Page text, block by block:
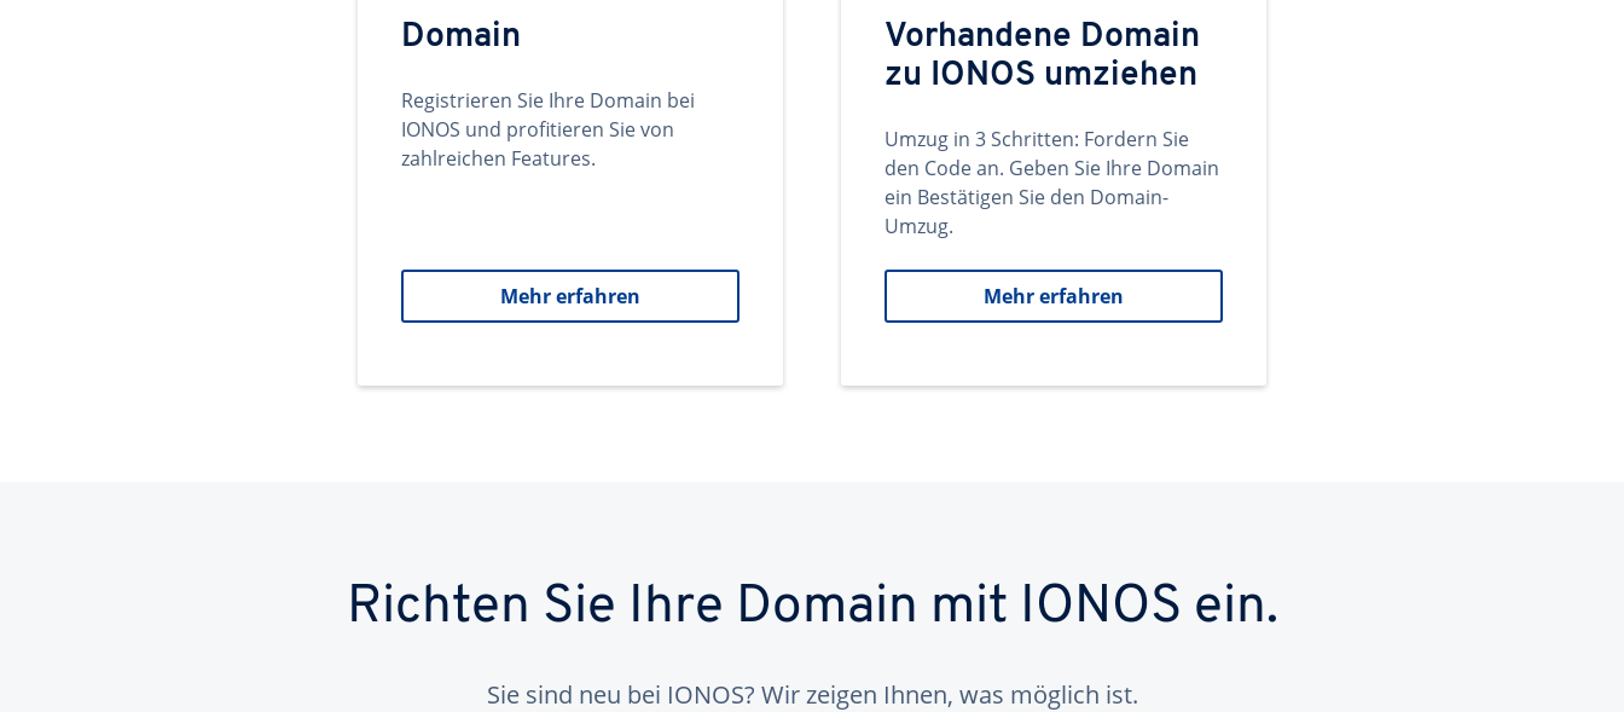
Domain
Registrieren Sie Ihre Domain bei
IONOS und profitieren Sie von
zahlreichen Features.
Mehr erfahren
Vorhandene Domain
zu IONOS umziehen
Umzug in 3 Schritten: Fordern Sie
den Code an. Geben Sie Ihre Domain
ein Bestätigen Sie den Domain-
Umzug.
Mehr erfahren
Richten Sie Ihre Domain mit IONOS ein.
Sie sind neu bei IONOS? Wir zeigen Ihnen, was möglich ist.